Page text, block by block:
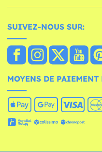
SUIVEZ-NOUS SUR:
MOYENS DE